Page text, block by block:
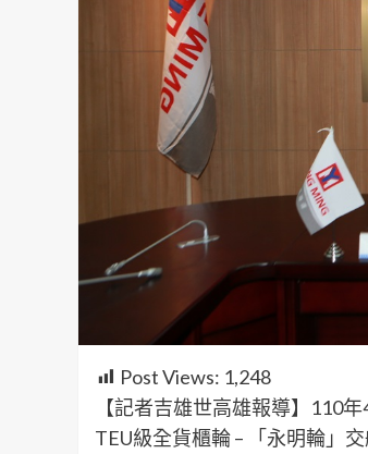
Post Views: 1,248
【記者吉雄世高雄報導】110
TEU級全貨櫃輪 – 「永明輪」